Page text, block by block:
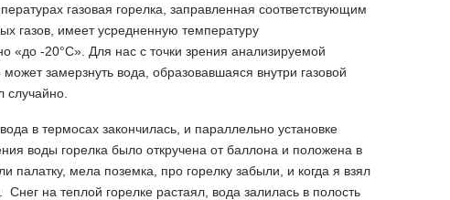
газовая горелка, заправленная соответствующим
газов, имеет усредненную температуру
«до -20°С». Для нас с точки зрения анализируемой
замерзнуть вода, образовавшаяся внутри газовой
случайно.
в термосах закончилась, и параллельно установке
воды горелка было откручена от баллона и положена в
палатку, мела поземка, про горелку забыли, и когда я взял
на теплой горелке растаял, вода залилась в полость